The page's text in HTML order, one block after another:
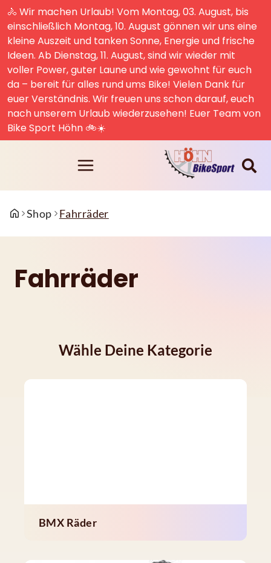
🚴 Wir machen Urlaub! Vom Montag, 03. August, bis
einschließlich Montag, 10. August gönnen wir uns eine
kleine Auszeit und tanken Sonne, Energie und frische
Ideen. Ab Dienstag, 11. August, sind wir wieder mit
voller Power, guter Laune und wie gewohnt für euch
da – bereit für alles rund ums Bike! Vielen Dank für
euer Verständnis. Wir freuen uns schon darauf, euch
nach unserem Urlaub wiederzusehen! Euer Team von
Bike Sport Höhn 🚲☀️
Shop Fahrräder
Fahrräder
Wähle Deine Kategorie
BMX Räder